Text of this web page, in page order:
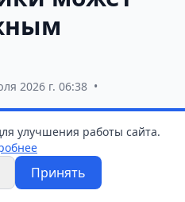
2026 г. 06:38 •
между депрессией
улучшения работы сайта.
Принять